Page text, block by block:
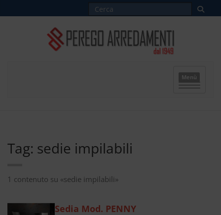
Menù
Tag: sedie impilabili
1 contenuto su «sedie impilabili»
Sedia Mod. PENNY